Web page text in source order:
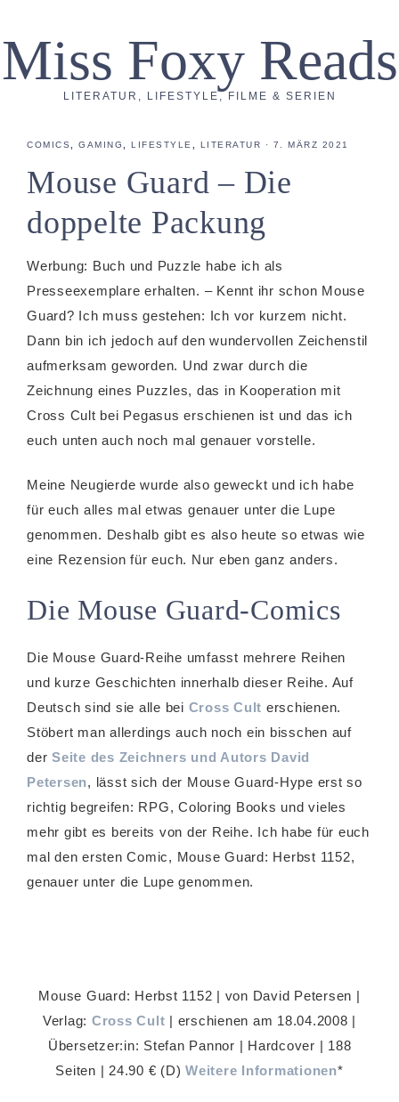
Miss Foxy Reads
LITERATUR, LIFESTYLE, FILME & SERIEN
COMICS GAMING LIFESTYLE LITERATUR · 7. MÄRZ 2021
Mouse Guard – Die
doppelte Packung
Werbung: Buch und Puzzle habe ich als
Presseexemplare erhalten. – Kennt ihr schon Mouse
Guard? Ich muss gestehen: Ich vor kurzem nicht.
Dann bin ich jedoch auf den wundervollen Zeichenstil
aufmerksam geworden. Und zwar durch die
Zeichnung eines Puzzles, das in Kooperation mit
Cross Cult bei Pegasus erschienen ist und das ich
euch unten auch noch mal genauer vorstelle.
Meine Neugierde wurde also geweckt und ich habe
für euch alles mal etwas genauer unter die Lupe
genommen. Deshalb gibt es also heute so etwas wie
eine Rezension für euch. Nur eben ganz anders.
Die Mouse Guard-Comics
Die Mouse Guard-Reihe umfasst mehrere Reihen
und kurze Geschichten innerhalb dieser Reihe. Auf
Deutsch sind sie alle bei Cross Cult erschienen.
Stöbert man allerdings auch noch ein bisschen auf
der Seite des Zeichners und Autors David
Petersen, lässt sich der Mouse Guard-Hype erst so
richtig begreifen: RPG, Coloring Books und vieles
mehr gibt es bereits von der Reihe. Ich habe für euch
mal den ersten Comic, Mouse Guard: Herbst 1152,
genauer unter die Lupe genommen.
Mouse Guard: Herbst 1152 | von David Petersen |
Verlag: Cross Cult | erschienen am 18.04.2008 |
Übersetzer:in: Stefan Pannor | Hardcover | 188
Seiten | 24.90 € (D)Weitere Informationen*